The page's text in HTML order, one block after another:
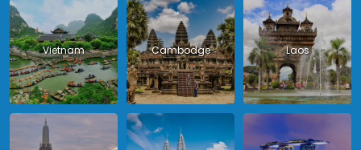
Vietnam Cambodge Laos